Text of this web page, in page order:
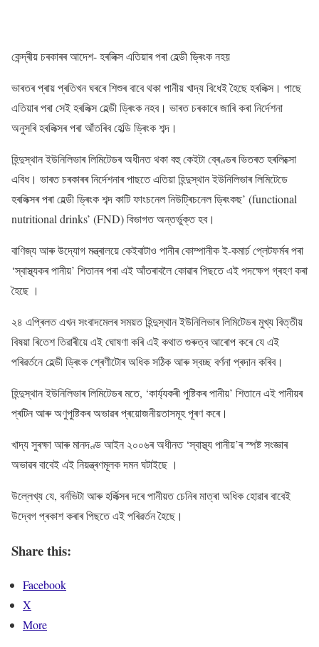
কেন্দ্ৰীয় চৰকাৰৰ আদেশ- হৰলিক্স এতিয়াৰ পৰা হেল্ডী ড্ৰিংক নহয়
ভাৰতৰ প্ৰায় প্ৰতিখন ঘৰৰে শিশুৰ বাবে থকা পানীয় খাদ্য বিধেই হৈছে হৰলিক্স। পাছে
এতিয়াৰ পৰা সেই হৰলিক্স হেল্ডী ড্ৰিংক নহব। ভাৰত চৰকাৰে জাৰি কৰা নিৰ্দেশনা
অনুসৰি হৰলিক্সৰ পৰা আঁতৰিব হেল্ডি ড্ৰিংক শব্দ।
হিন্দুস্থান ইউনিলিভাৰ লিমিটেডৰ অধীনত থকা বহু কেইটা ব্ৰেণ্ডৰ ভিতৰত হৰলিক্সো
এবিধ। ভাৰত চৰকাৰৰ নিৰ্দেশনাৰ পাছতে এতিয়া হিন্দুস্থান ইউনিলিভাৰ লিমিটেডে
হৰলিক্সৰ পৰা হেল্ডী ড্ৰিংক শব্দ কাটি ফাংচনেল নিউট্ৰিচনেল ড্ৰিংকছ’ (functional
nutritional drinks’ (FND) বিভাগত অন্তৰ্ভুক্ত হব।
বাণিজ্য আৰু উদ্যোগ মন্ত্ৰালয়ে কেইবাটাও পানীৰ কোম্পানীক ই-কমাৰ্চ প্লেটফৰ্মৰ পৰা
‘স্বাস্থ্যকৰ পানীয়’ শিতানৰ পৰা এই আঁতৰাবলৈ কোৱাৰ পিছতে এই পদক্ষেপ গ্ৰহণ কৰা
হৈছে ।
২৪ এপ্ৰিলত এখন সংবাদমেলৰ সময়ত হিন্দুস্থান ইউনিলিভাৰ লিমিটেডৰ মুখ্য বিত্তীয়
বিষয়া ৰিতেশ তিৱাৰীয়ে এই ঘোষণা কৰি এই কথাত গুৰুত্ব আৰোপ কৰে যে এই
পৰিৱৰ্তনে হেল্ডী ড্ৰিংক শ্ৰেণীটোৰ অধিক সঠিক আৰু স্বচ্ছ বৰ্ণনা প্ৰদান কৰিব।
হিন্দুস্থান ইউনিলিভাৰ লিমিটেডৰ মতে, ‘কাৰ্য্যকৰী পুষ্টিকৰ পানীয়’ শিতানে এই পানীয়ৰ
প্ৰটিন আৰু অণুপুষ্টিকৰ অভাৱৰ প্ৰয়োজনীয়তাসমূহ পূৰণ কৰে।
খাদ্য সুৰক্ষা আৰু মানদণ্ড আইন ২০০৬ৰ অধীনত ‘স্বাস্থ্য পানীয়’ৰ স্পষ্ট সংজ্ঞাৰ
অভাৱৰ বাবেই এই নিয়ন্ত্ৰণমূলক দমন ঘটাইছে ।
উল্লেখ্য যে, বৰ্নভিটা আৰু হৰ্লিক্সৰ দৰে পানীয়ত চেনিৰ মাত্ৰা অধিক হোৱাৰ বাবেই
উদ্বেগ প্ৰকাশ কৰাৰ পিছতে এই পৰিৱৰ্তন হৈছে।
Share this:
Facebook
X
More